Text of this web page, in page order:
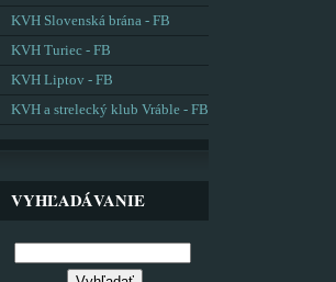
KVH Slovenská brána - FB
KVH Turiec - FB
KVH Liptov - FB
KVH a strelecký klub Vráble - FB
VYHĽADÁVANIE